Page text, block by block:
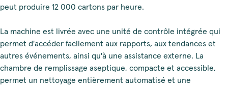
peut produire 12 000 cartons par heure.
La machine est livrée avec une unité de contrôle intégrée qui
permet d'accéder facilement aux rapports, aux tendances et
autres événements, ainsi qu'à une assistance externe. La
chambre de remplissage aseptique, compacte et accessible,
permet un nettoyage entièrement automatisé et une